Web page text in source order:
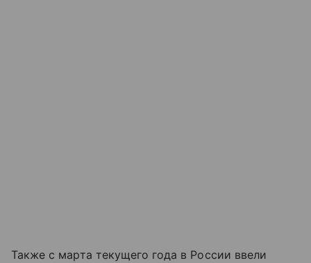
Также с марта текущего года в России ввели